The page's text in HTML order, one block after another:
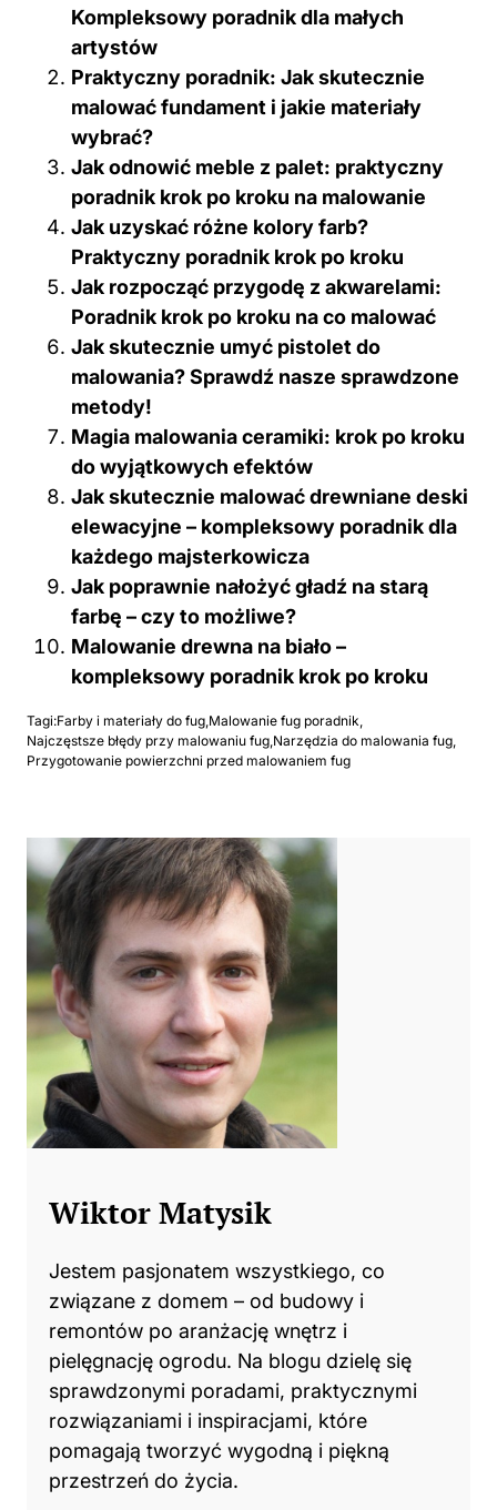
Kompleksowy poradnik dla małych
artystów
Praktyczny poradnik: Jak skutecznie
malować fundament i jakie materiały
wybrać?
Jak odnowić meble z palet: praktyczny
poradnik krok po kroku na malowanie
Jak uzyskać różne kolory farb?
Praktyczny poradnik krok po kroku
Jak rozpocząć przygodę z akwarelami:
Poradnik krok po kroku na co malować
Jak skutecznie umyć pistolet do
malowania? Sprawdź nasze sprawdzone
metody!
Magia malowania ceramiki: krok po kroku
do wyjątkowych efektów
Jak skutecznie malować drewniane deski
elewacyjne – kompleksowy poradnik dla
każdego majsterkowicza
Jak poprawnie nałożyć gładź na starą
farbę – czy to możliwe?
Malowanie drewna na biało –
kompleksowy poradnik krok po kroku
Tagi:Farby i materiały do fug Malowanie fug poradnik
Najczęstsze błędy przy malowaniu fug Narzędzia do malowania fug
Przygotowanie powierzchni przed malowaniem fug
Wiktor Matysik
Jestem pasjonatem wszystkiego, co
związane z domem – od budowy i
remontów po aranżację wnętrz i
pielęgnację ogrodu. Na blogu dzielę się
sprawdzonymi poradami, praktycznymi
rozwiązaniami i inspiracjami, które
pomagają tworzyć wygodną i piękną
przestrzeń do życia.